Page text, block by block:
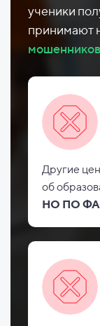
ученики
принимают
Другие
об
НО ПО